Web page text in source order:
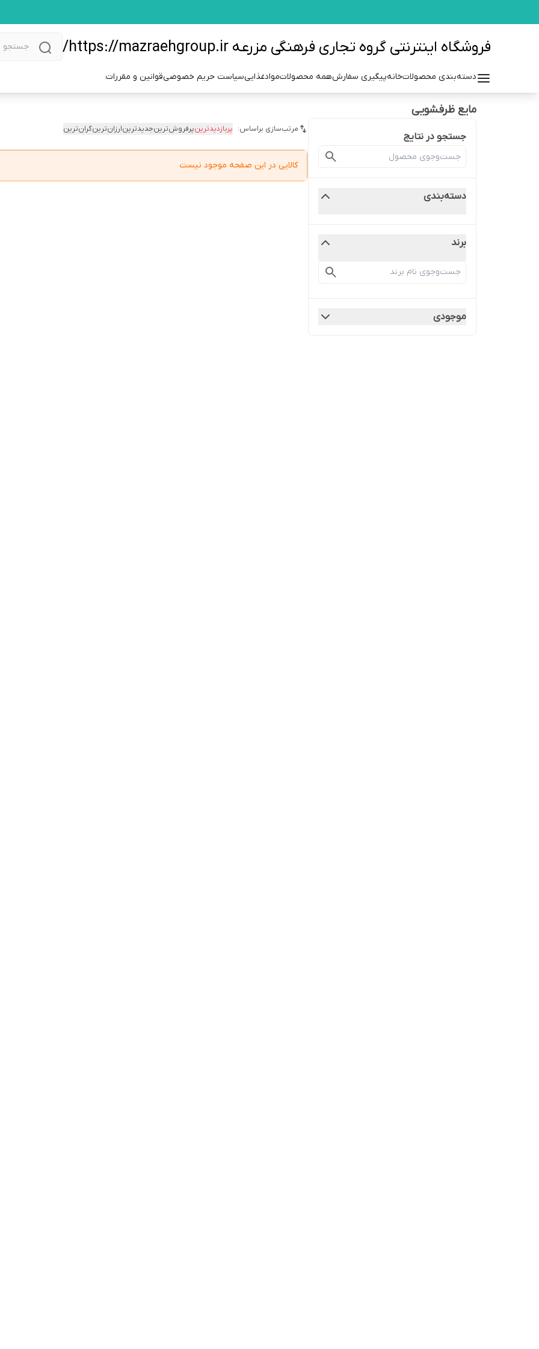
فروشگاه اینترنتی گروه تجاری فرهنگی مزرعه https://mazraehgroup.ir/
دسته‌بندی محصولاتخانهپیگیری سفارشهمه محصولاتموادغذاییسیاست حریم خصوصیقوانین و مقررات
مایع ظرفشویی
جستجو در نتایج
دسته‌بندی
برند
موجودی
مرتب‌سازی براساس: پربازدیدترینپرفروش‌ترینجدیدترینارزان‌ترینگران‌ترین
کالایی در این صفحه موجود نیست